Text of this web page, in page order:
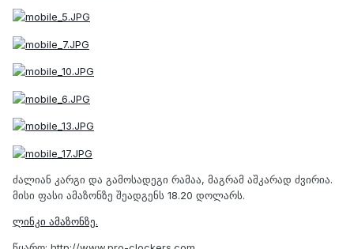
ძალიან კარგი და გამოსადეგი რამაა, მაგრამ აშკარად ძვირია.
მისი ფასი ამაზონზე შეადგენს 18.20 დოლარს.
ლინკი ამაზონზე.